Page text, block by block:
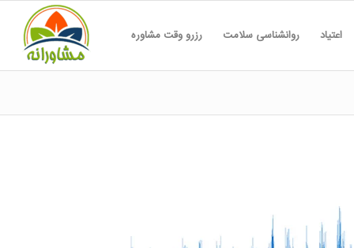
اعتیاد روانشناسی سلامت رزرو وقت مشاوره